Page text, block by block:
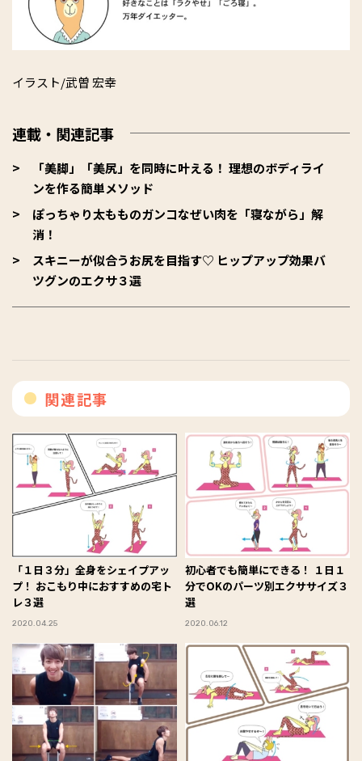
イラスト/武曽 宏幸
連載・関連記事
「美脚」「美尻」を同時に叶える！ 理想のボディライ
ンを作る簡単メソッド
ぽっちゃり太もものガンコなぜい肉を「寝ながら」解
消！
スキニーが似合うお尻を目指す♡ ヒップアップ効果バ
ツグンのエクサ３選
関連記事
「１日３分」全身をシェイプアッ
プ！ おこもり中におすすめの宅ト
レ３選
2020.04.25
初心者でも簡単にできる！ １日１
分でOKのパーツ別エクササイズ３
選
2020.06.12